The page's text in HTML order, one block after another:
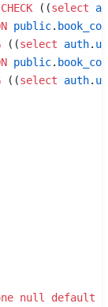
CHECK ((select
public.
((select auth.
public.
((select auth.
null default